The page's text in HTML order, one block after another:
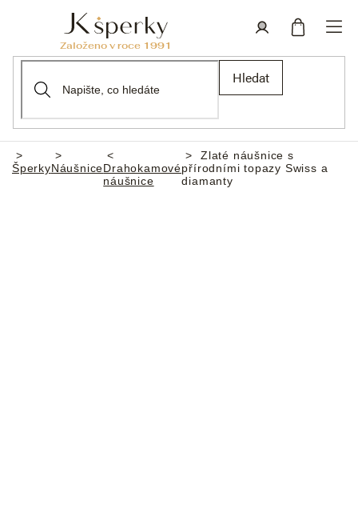
Hledat
Domů
ŠperkyNáušniceDrahokamové
náušnice
Zlaté náušnice s
přírodními topazy Swiss a
diamanty